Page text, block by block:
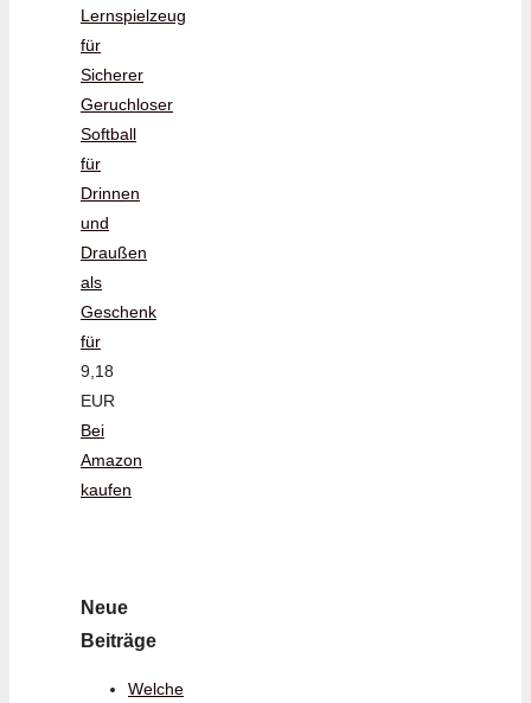
Lernspielzeug
für
Sicherer
Geruchloser
Softball
für
Drinnen
und
Draußen
als
Geschenk
für
9,18
EUR
Bei
Amazon
kaufen
Neue
Beiträge
Welche